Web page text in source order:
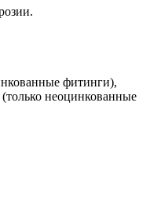
фитинги),
неоцинкованные